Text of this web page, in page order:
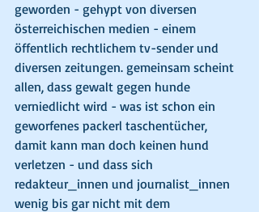
geworden - gehypt von diversen
österreichischen medien - einem
öffentlich rechtlichem tv-sender und
diversen zeitungen. gemeinsam scheint
allen, dass gewalt gegen hunde
verniedlicht wird - was ist schon ein
geworfenes packerl taschentücher,
damit kann man doch keinen hund
verletzen - und dass sich
redakteur_innen und journalist_innen
wenig bis gar nicht mit dem